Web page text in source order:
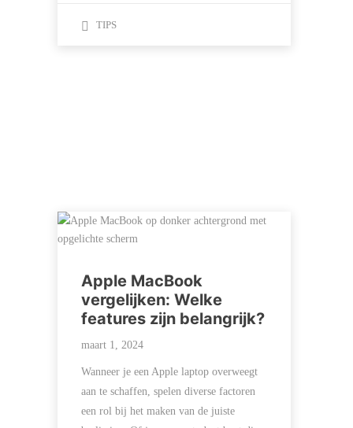
TIPS
Apple MacBook
vergelijken: Welke
features zijn belangrijk?
maart 1, 2024
Wanneer je een Apple laptop overweegt
aan te schaffen, spelen diverse factoren
een rol bij het maken van de juiste